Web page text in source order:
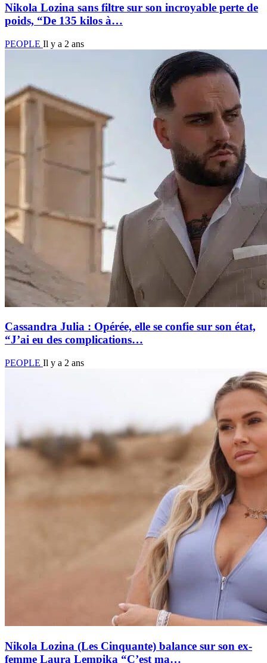
Nikola Lozina sans filtre sur son incroyable perte de
poids, “De 135 kilos à…
PEOPLE Il y a 2 ans
Cassandra Julia : Opérée, elle se confie sur son état,
“J’ai eu des complications…
PEOPLE Il y a 2 ans
Nikola Lozina (Les Cinquante) balance sur son ex-
femme Laura Lempika “C’est ma…